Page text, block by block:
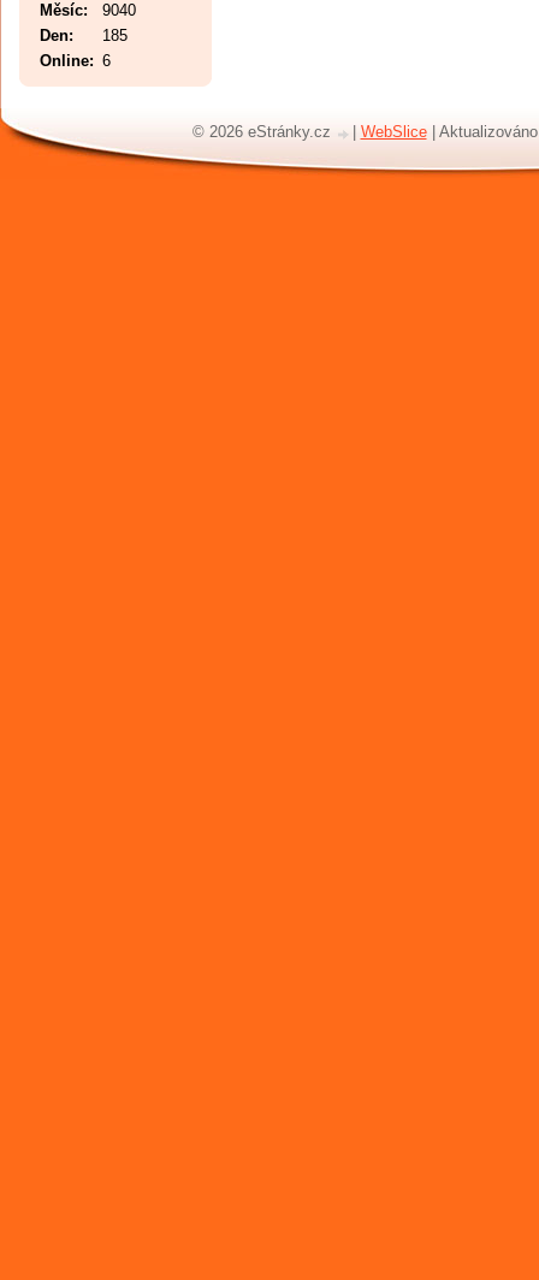
Online: 6
Měsíc:
9040
Den:
185
© 2026 eStránky.cz WebSlice